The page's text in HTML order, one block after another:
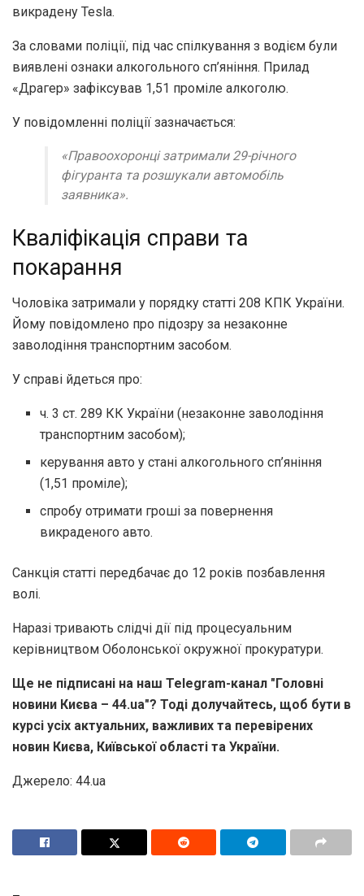
викрадену Tesla.
За словами поліції, під час спілкування з водієм були
виявлені ознаки алкогольного сп’яніння. Прилад
«Драгер» зафіксував 1,51 проміле алкоголю.
У повідомленні поліції зазначається:
«Правоохоронці затримали 29-річного
фігуранта та розшукали автомобіль
заявника».
Кваліфікація справи та
покарання
Чоловіка затримали у порядку статті 208 КПК України.
Йому повідомлено про підозру за незаконне
заволодіння транспортним засобом.
У справі йдеться про:
ч. 3 ст. 289 КК України (незаконне заволодіння
транспортним засобом);
керування авто у стані алкогольного сп’яніння
(1,51 проміле);
спробу отримати гроші за повернення
викраденого авто.
Санкція статті передбачає до 12 років позбавлення
волі.
Наразі тривають слідчі дії під процесуальним
керівництвом Оболонської окружної прокуратури.
Ще не підписані на наш Telegram-канал "Головні
новини Києва – 44.ua"? Тоді долучайтесь, щоб бути в
курсі усіх актуальних, важливих та перевірених
новин Києва, Київської області та України.
Джерело: 44.ua